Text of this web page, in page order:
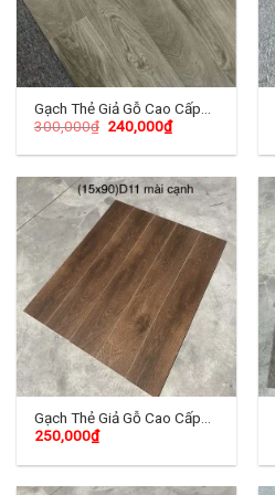
Gạch Thẻ Giả Gỗ Cao Cấp
15×90 (cm) TD-07
300,000₫ 240,000₫
Gạch Thẻ Giả Gỗ Cao Cấp
15×90 (cm) TDH-02
250,000₫